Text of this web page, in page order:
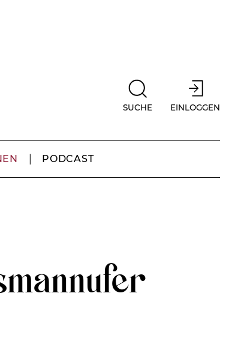
SUCHE EINLOGGEN
PODCAST